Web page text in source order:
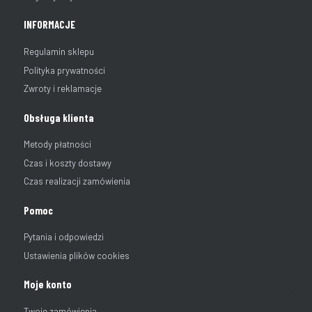
INFORMACJE
Regulamin sklepu
Polityka prywatności
Zwroty i reklamacje
Obsługa klienta
Metody płatności
Czas i koszty dostawy
Czas realizacji zamówienia
Pomoc
Pytania i odpowiedzi
Ustawienia plików cookies
Moje konto